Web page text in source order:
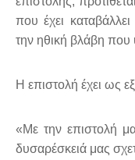
που έχει
την ηθική βλάβη που
Η επιστολή έχει ως
«Με την επιστολή
δυσαρέσκειά μας